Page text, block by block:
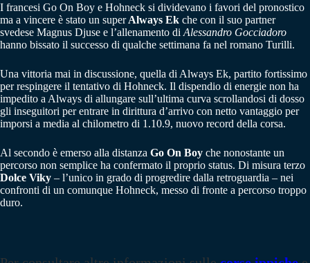
I francesi Go On Boy e Hohneck si dividevano i favori del pronostico
ma a vincere è stato un superAlways Ek che con il suo partner
svedese Magnus Djuse e l’allenamento di Alessandro Gocciadoro
hanno bissato il successo di qualche settimana fa nel romano Turilli.
Una vittoria mai in discussione, quella di Always Ek, partito fortissimo
per respingere il tentativo di Hohneck. Il dispendio di energie non ha
impedito a Always di allungare sull’ultima curva scrollandosi di dosso
gli inseguitori per entrare in dirittura d’arrivo con netto vantaggio per
imporsi a media al chilometro di 1.10.9, nuovo record della corsa.
Al secondo è emerso alla distanza Go On Boy che nonostante un
percorso non semplice ha confermato il proprio status. Di misura terzo
Dolce Viky – l’unico in grado di progredire dalla retroguardia – nei
confronti di un comunque Hohneck, messo di fronte a percorso troppo
duro.